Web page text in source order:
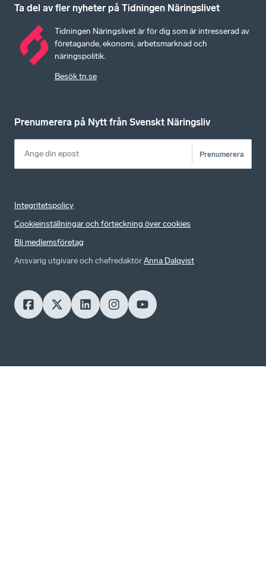
Ta del av fler nyheter på Tidningen Näringslivet
Tidningen Näringslivet är för dig som är intresserad av
företagande, ekonomi, arbetsmarknad och
näringspolitik.
Besök tn.se
Prenumerera på Nytt från Svenskt Näringsliv
Prenumerera
Integritetspolicy
Cookieinställningar och förteckning över cookies
Bli medlemsföretag
Ansvarig utgivare och chefredaktörAnna Dalqvist